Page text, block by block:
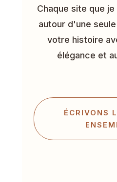
Chaque site que
autour d'une
votre histoire
élégance et
ÉCRIVONS